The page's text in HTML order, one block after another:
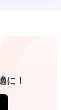
に！